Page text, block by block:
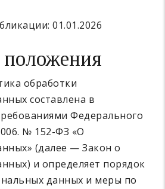
01.01.2026
обработки
составлена в
Федерального
№ 152-ФЗ «О
(далее — Закон о
и определяет порядок
данных и меры по